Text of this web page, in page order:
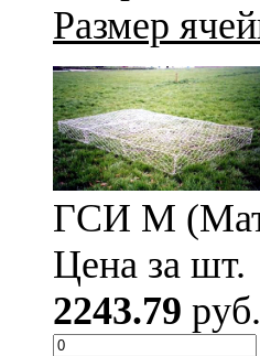
Размер
ГСИ М
Цена за шт.
2243.79 руб.